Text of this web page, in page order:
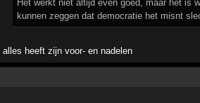
Het werkt niet altijd even goed, maar het is
kunnen zeggen dat democratie het misnt
alles heeft zijn voor- en nadelen